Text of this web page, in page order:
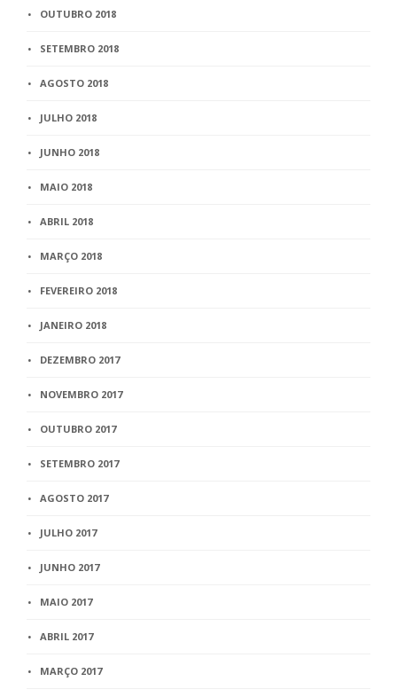
OUTUBRO 2018
SETEMBRO 2018
AGOSTO 2018
JULHO 2018
JUNHO 2018
MAIO 2018
ABRIL 2018
MARÇO 2018
FEVEREIRO 2018
JANEIRO 2018
DEZEMBRO 2017
NOVEMBRO 2017
OUTUBRO 2017
SETEMBRO 2017
AGOSTO 2017
JULHO 2017
JUNHO 2017
MAIO 2017
ABRIL 2017
MARÇO 2017